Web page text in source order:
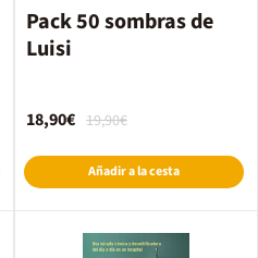
Pack 50 sombras de
Luisi
19,90€
18,90€
Añadir a la cesta